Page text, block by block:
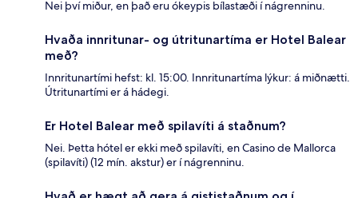
Nei því miður, en það eru ókeypis bílastæði í nágrenninu.
Hvaða innritunar- og útritunartíma er Hotel Balear
með?
Innritunartími hefst: kl. 15:00. Innritunartíma lýkur: á miðnætti.
Útritunartími er á hádegi.
Er Hotel Balear með spilavíti á staðnum?
Nei. Þetta hótel er ekki með spilavíti, en Casino de Mallorca
(spilavíti) (12 mín. akstur) er í nágrenninu.